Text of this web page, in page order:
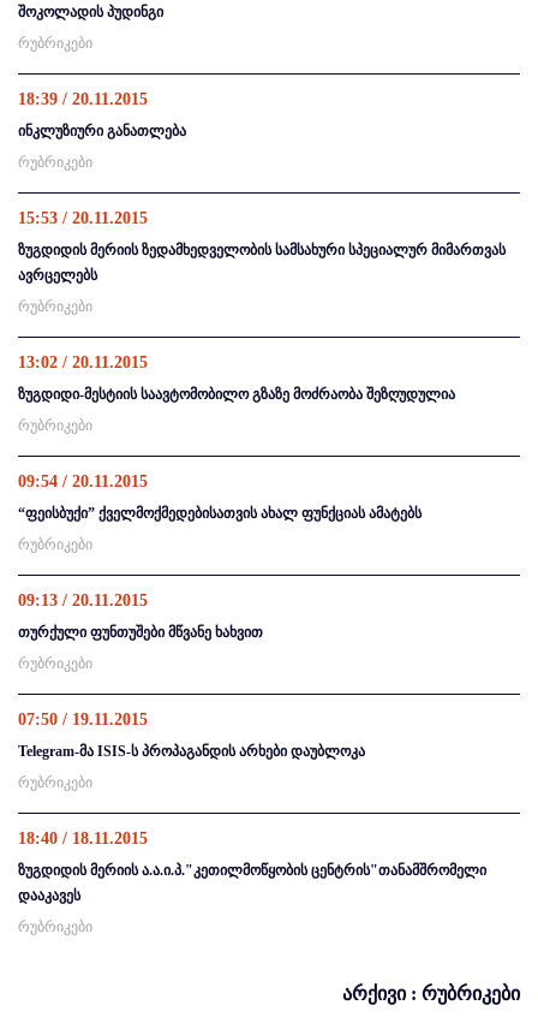
შოკოლადის პუდინგი
რუბრიკები
18:39 / 20.11.2015
ინკლუზიური განათლება
რუბრიკები
15:53 / 20.11.2015
ზუგდიდის მერიის ზედამხედველობის სამსახური სპეციალურ მიმართვას
ავრცელებს
რუბრიკები
13:02 / 20.11.2015
ზუგდიდი-მესტიის საავტომობილო გზაზე მოძრაობა შეზღუდულია
რუბრიკები
09:54 / 20.11.2015
“ფეისბუქი” ქველმოქმედებისათვის ახალ ფუნქციას ამატებს
რუბრიკები
09:13 / 20.11.2015
თურქული ფუნთუშები მწვანე ხახვით
რუბრიკები
07:50 / 19.11.2015
Telegram-მა ISIS-ს პროპაგანდის არხები დაუბლოკა
რუბრიკები
18:40 / 18.11.2015
ზუგდიდის მერიის ა.ა.ი.პ."კეთილმოწყობის ცენტრის"თანამშრომელი
დააკავეს
რუბრიკები
არქივი : რუბრიკები